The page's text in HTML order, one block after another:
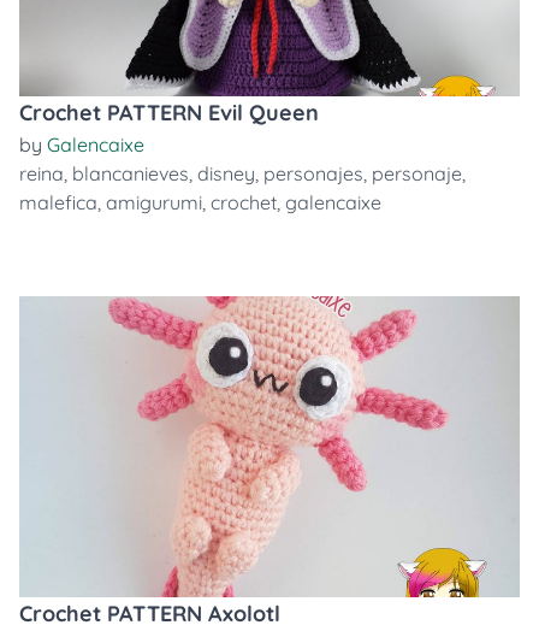
Crochet PATTERN Evil Queen
by Galencaixe
reina, blancanieves, disney, personajes, personaje,
malefica, amigurumi, crochet, galencaixe
Crochet PATTERN Axolotl